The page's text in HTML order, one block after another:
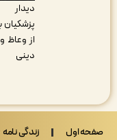
دیدار دکتر
پزشکیان با جمعی
از وعاظ و مبلغان
اول زندگی نامه